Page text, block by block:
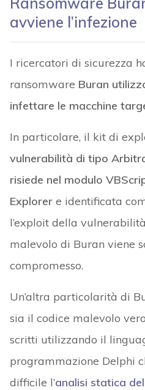
avviene l’infezione
I ricercatori di sicurezza
ransomware Buran
infettare le macchine
In particolare, il kit di
vulnerabilità di tipo
risiede nel modulo
Explorere identificata
l’exploit della
malevolo di Buran viene
compromesso.
Un’altra particolarità di
sia il codice malevolo
scritti utilizzando il
programmazione Delphi
difficile l’analisi statica